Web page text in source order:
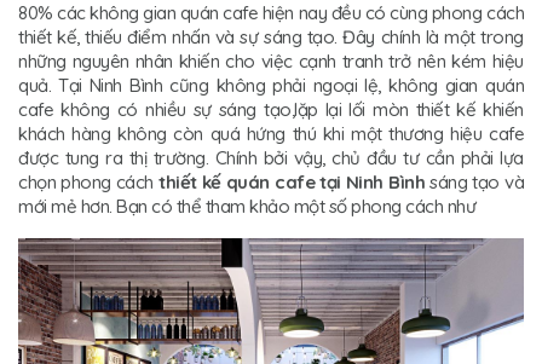
80% các không gian quán cafe hiện nay đều có cùng phong cách
thiết kế, thiếu điểm nhấn và sự sáng tạo. Đây chính là một trong
những nguyên nhân khiến cho việc cạnh tranh trở nên kém hiệu
quả. Tại Ninh Bình cũng không phải ngoại lệ, không gian quán
cafe không có nhiều sự sáng tạo,lặp lại lối mòn thiết kế khiến
khách hàng không còn quá hứng thú khi một thương hiệu cafe
được tung ra thị trường. Chính bởi vậy, chủ đầu tư cần phải lựa
chọn phong cách thiết kế quán cafe tại Ninh Bình sáng tạo và
mới mẻ hơn. Bạn có thể tham khảo một số phong cách như